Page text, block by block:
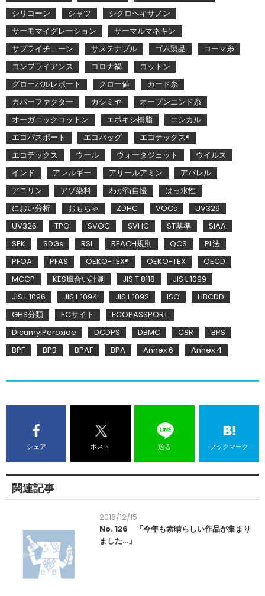
シリコーン
シャツ
シクロヘキサノン
サーモマイグレーション
サーマルマネキン
サプライチェーン
サステナブル ゴム製品
コーマ糸
コンプライアンス
コロナ禍
コットン
グローバルレポート
クロー値
カード糸
カバーファクター
カシミヤ
オープンエンド糸
オーガニックコットン
エポキシ樹脂
エシカル
エコパスポート
エコバッグ
エコテックス®
エコテックス
ウール ウォータジェット
ウイルス
インド
アレルギー アリールアミン
アパレル
アニリン
アゾ染料 わが街自慢
はっ水性
におい分析
おもちゃ ZDHC VOCs
UV329
UV326
TPO SVOC SVHC ST基準
SIAA
SEK
SDGs RSL REACH規則 QCS
PL法
PFOA
PFAS OEKO-TEX® OEKO-TEX
OECD
MCCP
KES風合い計測 JIS T 8118
JIS L 1099
JIS L 1096
JIS L 1094 JIS L 1092 ISO
HBCDD
GHS分類
ECサイト
ECOPASSPORT
DicumylPeroxide
DCDPS DBMC CSR
BPS
BPF
BPB BPAF BPA Annex 6 Annex 4
シェア ポスト 送る ブックマーク
関連記事
2018/12/15
No. 126 「今年も素晴らしい作品が集まり
ました…」